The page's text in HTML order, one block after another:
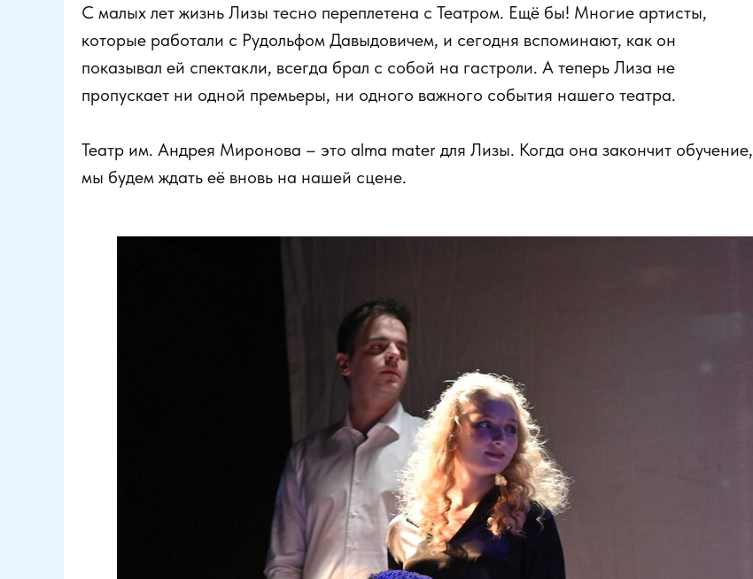
С малых лет жизнь Лизы тесно переплетена с Театром. Ещё бы! Многие артисты,
которые работали с Рудольфом Давыдовичем, и сегодня вспоминают, как он
показывал ей спектакли, всегда брал с собой на гастроли. А теперь Лиза не
пропускает ни одной премьеры, ни одного важного события нашего театра.
Театр им. Андрея Миронова – это alma mater для Лизы. Когда она закончит обучение,
мы будем ждать её вновь на нашей сцене.